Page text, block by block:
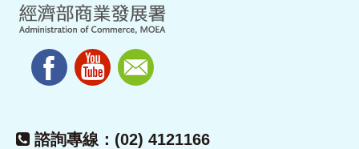
諮詢專線：(02) 4121166